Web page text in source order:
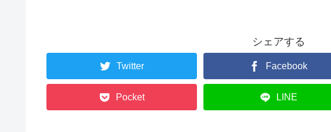
シェアする
Twitter Facebook
Pocket LINE